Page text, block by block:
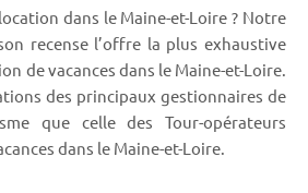
dans le Maine-et-Loire ? Notre
recense l’offre la plus exhaustive
de vacances dans le Maine-et-Loire.
des principaux gestionnaires de
que celle des Tour-opérateurs
dans le Maine-et-Loire.